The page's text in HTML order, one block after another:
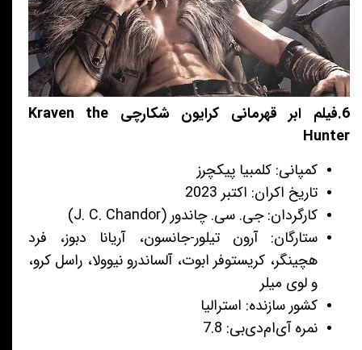
6.فیلم ابر قهرمانی کرایون شکارچی Kraven the
Hunter
کمپانی: کلمبیا پیکچرز
تاریخ اکران: اکتبر 2023
کارگردان: جی. سی. چاندور (J. C. Chandor)
ستارگان: آرون تیلور-جانسون، آریانا دبوز، فرد
هچینگر، کریستوفر ابوت، آلساندرو نیوولا، راسل کرو،
و لوی میلر
کشور سازنده: استرالیا
نمره آی‌ام‌دی‌بی: 7.8